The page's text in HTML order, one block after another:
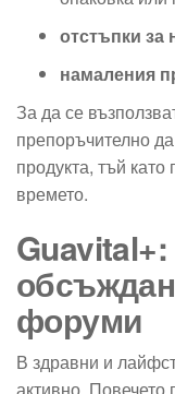
отстъпки за
намаления
За да се
препоръчително
продукта, тъй
времето.
форуми
В здравни и
активно. Повечето